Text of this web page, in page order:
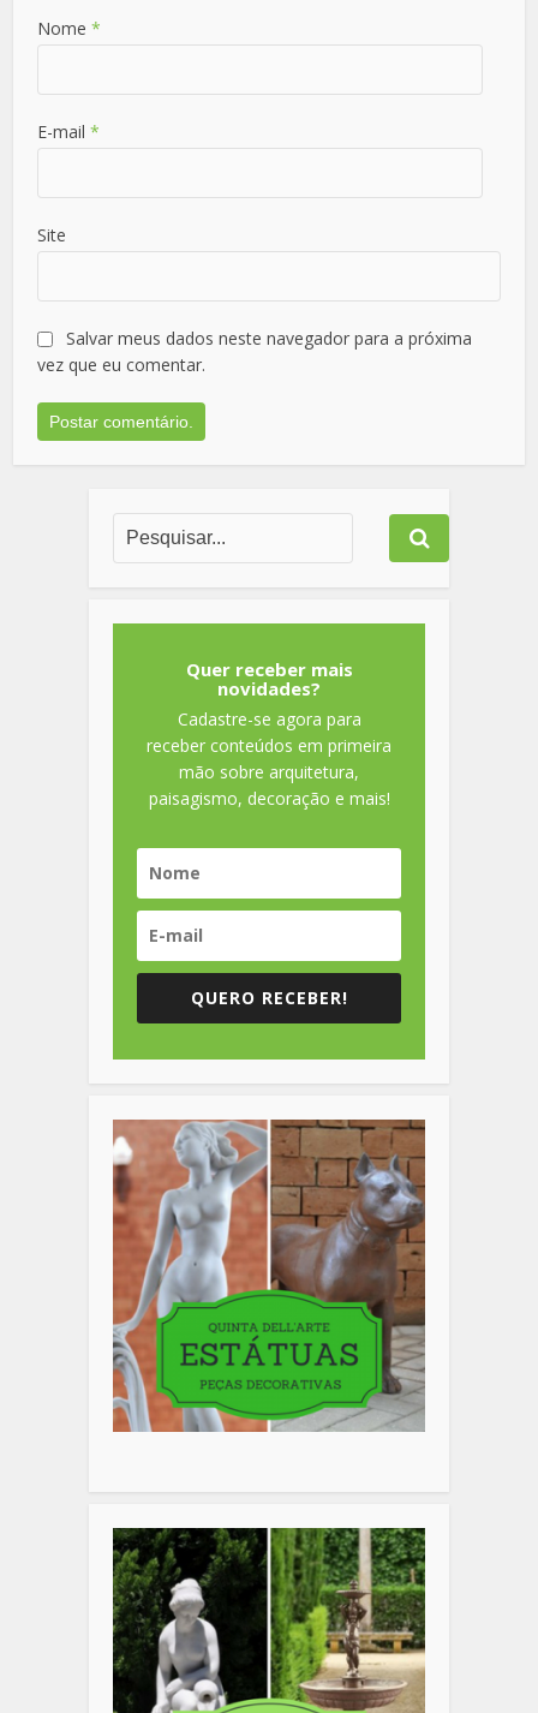
Nome*
E-mail*
Site
Salvar meus dados neste navegador para a próxima
vez que eu comentar.
Quer receber mais
novidades?
Cadastre-se agora para
receber conteúdos em primeira
mão sobre arquitetura,
paisagismo, decoração e mais!
QUERO RECEBER!